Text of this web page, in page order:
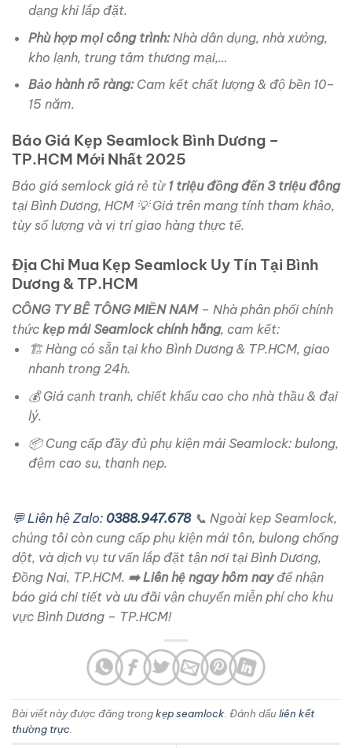
dạng khi lắp đặt.
Phù hợp mọi công trình:Nhà dân dụng, nhà xưởng,
kho lạnh, trung tâm thương mại,…
Bảo hành rõ ràng:Cam kết chất lượng & độ bền 10–
15 năm.
Báo Giá Kẹp Seamlock Bình Dương –
TP.HCM Mới Nhất 2025
Báo giá semlock giá rẻ từ 1 triệu đồng đến 3 triệu đông
tại Bình Dương, HCM 💡 Giá trên mang tính tham khảo,
tùy số lượng và vị trí giao hàng thực tế.
Địa Chỉ Mua Kẹp Seamlock Uy Tín Tại Bình
Dương & TP.HCM
CÔNG TY BÊ TÔNG MIỀN NAM– Nhà phân phối chính
thức kẹp mái Seamlock chính hãng, cam kết:
🏗️ Hàng có sẵn tại kho Bình Dương & TP.HCM, giao
nhanh trong 24h.
💰 Giá cạnh tranh, chiết khấu cao cho nhà thầu & đại
lý.
📦 Cung cấp đầy đủ phụ kiện mái Seamlock: bulong,
đệm cao su, thanh nẹp.
💬 Liên hệ Zalo: 0388.947.678 📞 Ngoài kẹp Seamlock,
chúng tôi còn cung cấp phụ kiện mái tôn, bulong chống
dột, và dịch vụ tư vấn lắp đặt tận nơi tại Bình Dương,
Đồng Nai, TP.HCM. ➡️ Liên hệ ngay hôm nayđể nhận
báo giá chi tiết và ưu đãi vận chuyển miễn phí cho khu
vực Bình Dương – TP.HCM!
Bài viết này được đăng trongkẹp seamlock . Đánh dấuliên kết
thường trực